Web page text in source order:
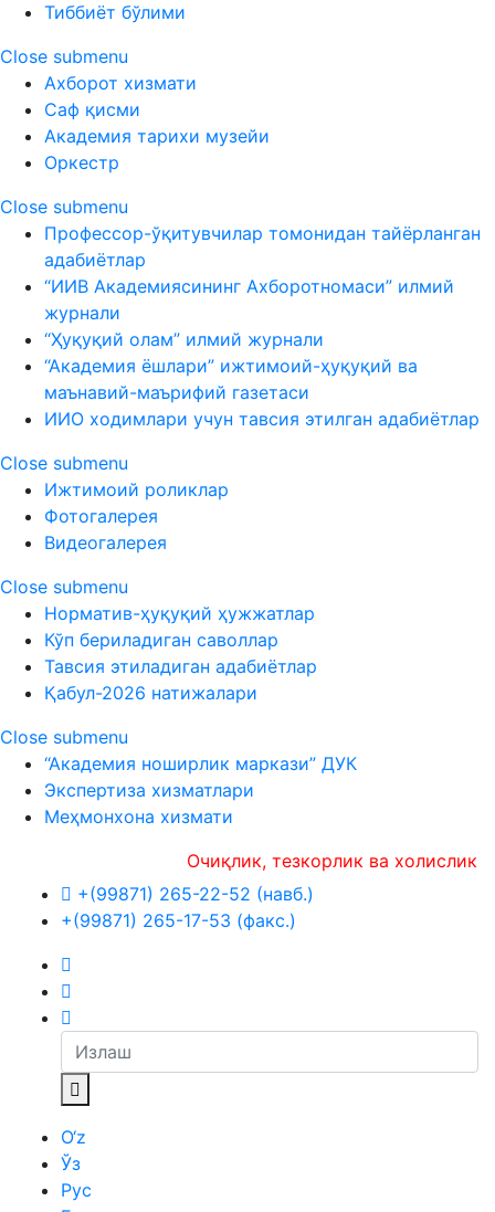
Тиббиёт бўлими
Close submenu
Ахборот хизмати
Саф қисми
Академия тарихи музейи
Оркестр
Close submenu
Профессор-ўқитувчилар томонидан тайёрланган
адабиётлар
“ИИВ Академиясининг Ахборотномаси” илмий
журнали
“Ҳуқуқий олам” илмий журнали
“Академия ёшлари” ижтимоий-ҳуқуқий ва
маънавий-маърифий газетаси
ИИО ходимлари учун тавсия этилган адабиётлар
Close submenu
Ижтимоий роликлар
Фотогалерея
Видеогалерея
Close submenu
Норматив-ҳуқуқий ҳужжатлар
Кўп бериладиган саволлар
Тавсия этиладиган адабиётлар
Қабул-2026 натижалари
Close submenu
“Академия ноширлик маркази” ДУК
Экспертиза хизматлари
Меҳмонхона хизмати
Очиқлик, тезкорлик ва холислик
+(99871) 265-22-52 (навб.)
+(99871) 265-17-53 (факс.)
O‘z
Ўз
Рус